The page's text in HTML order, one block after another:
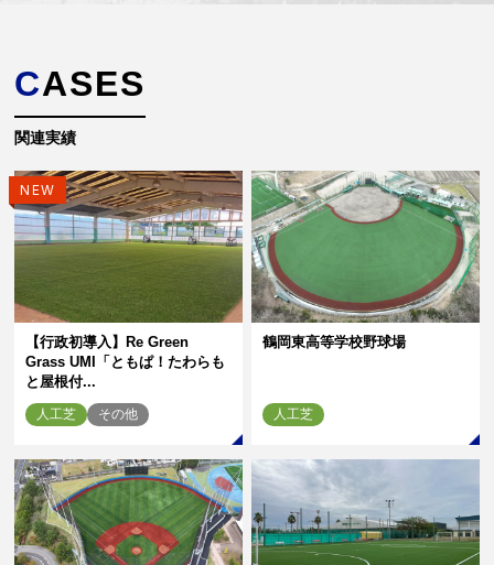
CASES
関連実績
NEW
【行政初導入】Re Green
Grass UMI「ともぱ！たわらも
と屋根付...
人工芝 その他
鶴岡東高等学校野球場
人工芝